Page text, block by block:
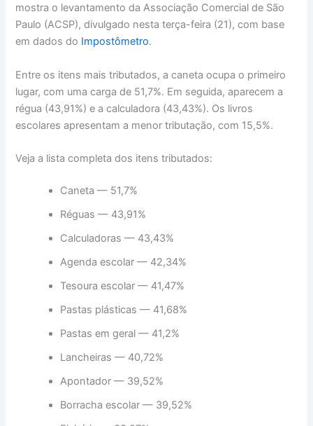
mostra o levantamento da Associação Comercial de São
Paulo (ACSP), divulgado nesta terça-feira (21), com base
em dados do Impostômetro.
Entre os itens mais tributados, a caneta ocupa o primeiro
lugar, com uma carga de 51,7%. Em seguida, aparecem a
régua (43,91%) e a calculadora (43,43%). Os livros
escolares apresentam a menor tributação, com 15,5%.
Veja a lista completa dos itens tributados:
Caneta — 51,7%
Réguas — 43,91%
Calculadoras — 43,43%
Agenda escolar — 42,34%
Tesoura escolar — 41,47%
Pastas plásticas — 41,68%
Pastas em geral — 41,2%
Lancheiras — 40,72%
Apontador — 39,52%
Borracha escolar — 39,52%